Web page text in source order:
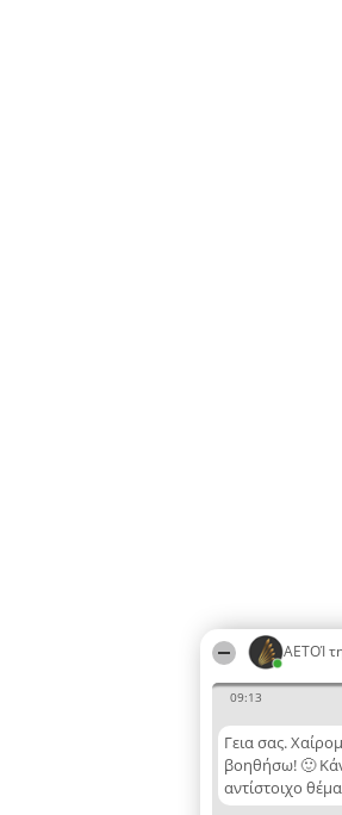
ΑΕΤΟΊ
09:13
Γεια σας.
βοηθήσω! 🙂
αντίστοιχο